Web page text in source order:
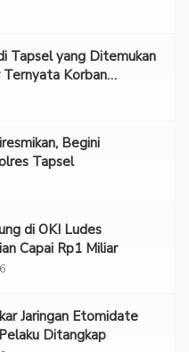
Tapsel yang Ditemukan
Ternyata Korban
Begini
Tapsel
di OKI Ludes
Capai Rp1 Miliar
Jaringan Etomidate
Ditangkap